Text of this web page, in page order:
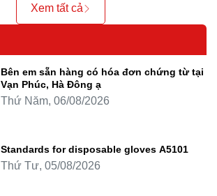
Xem tất cả
Bên em sẵn hàng có hóa đơn chứng từ tại
Vạn Phúc, Hà Đông ạ
Thứ Năm, 06/08/2026
Standards for disposable gloves A5101
Thứ Tư, 05/08/2026